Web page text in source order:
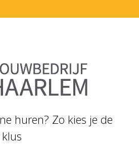
huren? Zo kies je de